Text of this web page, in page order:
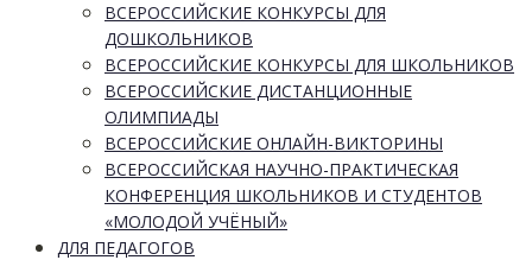
ВСЕРОССИЙСКИЕ КОНКУРСЫ ДЛЯ
ДОШКОЛЬНИКОВ
ВСЕРОССИЙСКИЕ КОНКУРСЫ ДЛЯ ШКОЛЬНИКОВ
ВСЕРОССИЙСКИЕ ДИСТАНЦИОННЫЕ
ОЛИМПИАДЫ
ВСЕРОССИЙСКИЕ ОНЛАЙН-ВИКТОРИНЫ
ВСЕРОССИЙСКАЯ НАУЧНО-ПРАКТИЧЕСКАЯ
КОНФЕРЕНЦИЯ ШКОЛЬНИКОВ И СТУДЕНТОВ
«МОЛОДОЙ УЧЁНЫЙ»
ДЛЯ ПЕДАГОГОВ